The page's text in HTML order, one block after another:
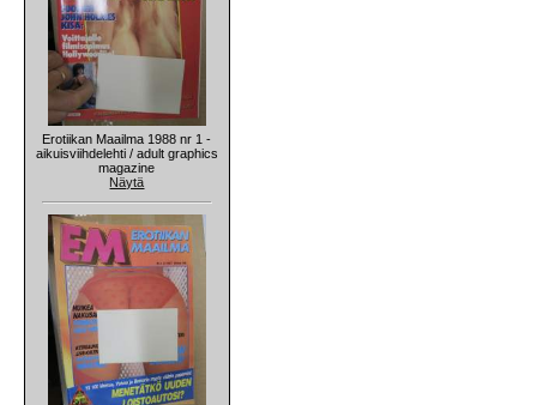
Erotiikan Maailma 1988 nr 1 -
aikuisviihdelehti / adult graphics
magazine
Näytä